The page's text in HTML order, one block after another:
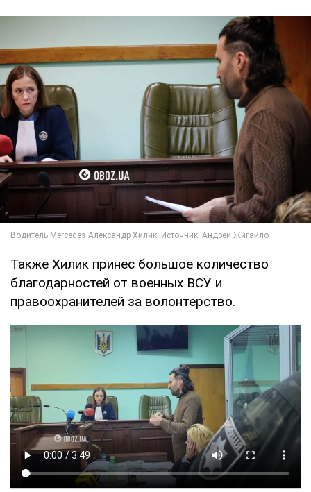
Также Хилик принес большое количество
благодарностей от военных ВСУ и
правоохранителей за волонтерство.